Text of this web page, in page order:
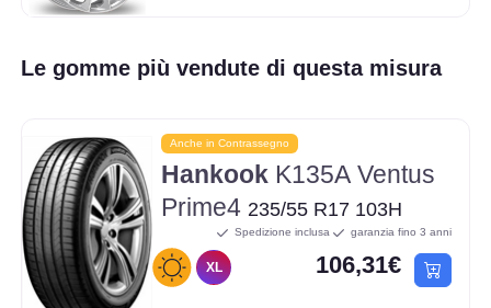
Le gomme più vendute di questa misura
Anche in Contrassegno
Hankook K135A Ventus
Prime4 235/55 R17 103H
XL
Spedizione inclusa garanzia fino 3 anni
106,31€